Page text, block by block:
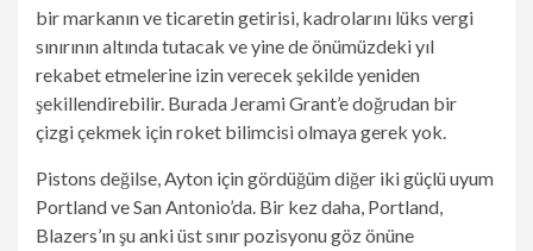
bir markanın ve ticaretin getirisi, kadrolarını lüks vergi
sınırının altında tutacak ve yine de önümüzdeki yıl
rekabet etmelerine izin verecek şekilde yeniden
şekillendirebilir. Burada Jerami Grant’e doğrudan bir
çizgi çekmek için roket bilimcisi olmaya gerek yok.
Pistons değilse, Ayton için gördüğüm diğer iki güçlü uyum
Portland ve San Antonio’da. Bir kez daha, Portland,
Blazers’ın şu anki üst sınır pozisyonu göz önüne